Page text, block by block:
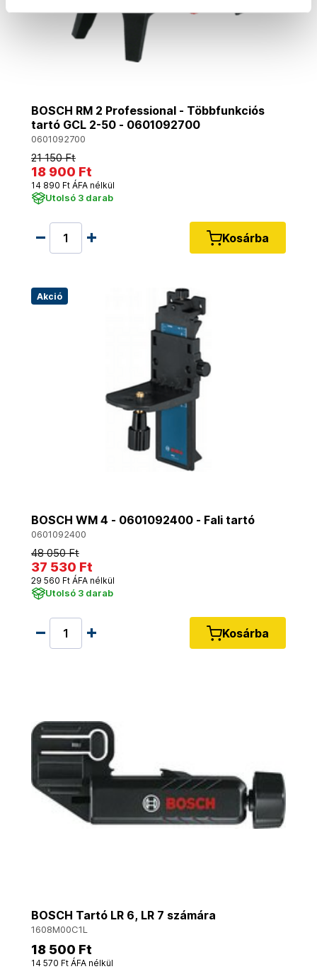
BOSCH RM 2 Professional - Többfunkciós
tartó GCL 2-50 - 0601092700
0601092700
21 150 Ft
18 900 Ft
14 890 Ft ÁFA nélkül
Utolsó 3 darab
Kosárba
Akció
BOSCH WM 4 - 0601092400 - Fali tartó
0601092400
48 050 Ft
37 530 Ft
29 560 Ft ÁFA nélkül
Utolsó 3 darab
Kosárba
BOSCH Tartó LR 6, LR 7 számára
1608M00C1L
18 500 Ft
14 570 Ft ÁFA nélkül